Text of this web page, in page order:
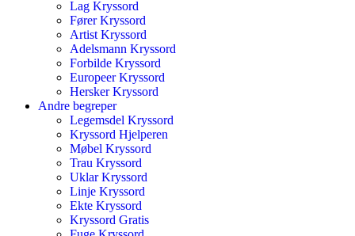
Lag Kryssord
Fører Kryssord
Artist Kryssord
Adelsmann Kryssord
Forbilde Kryssord
Europeer Kryssord
Hersker Kryssord
Andre begreper
Legemsdel Kryssord
Kryssord Hjelperen
Møbel Kryssord
Trau Kryssord
Uklar Kryssord
Linje Kryssord
Ekte Kryssord
Kryssord Gratis